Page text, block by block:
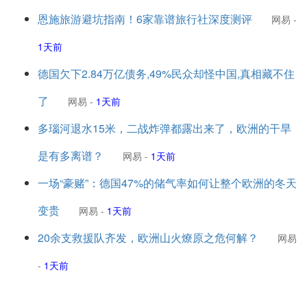
恩施旅游避坑指南！6家靠谱旅行社深度测评 网易 -
1天前
德国欠下2.84万亿债务,49%民众却怪中国,真相藏不住
了
网易 - 1天前
多瑙河退水15米，二战炸弹都露出来了，欧洲的干旱
是有多离谱？
网易 - 1天前
一场“豪赌”：德国47%的储气率如何让整个欧洲的冬天
变贵
网易 - 1天前
20余支救援队齐发，欧洲山火燎原之危何解？
网易
- 1天前